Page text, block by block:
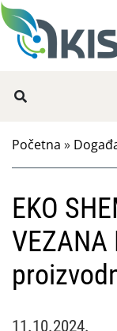
Početna »
EKO
11.10.2024.